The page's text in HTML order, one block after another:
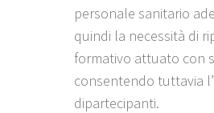
personale sanitario
quindi la necessità di
formativo attuato con
consentendo tuttavia
dipartecipanti.